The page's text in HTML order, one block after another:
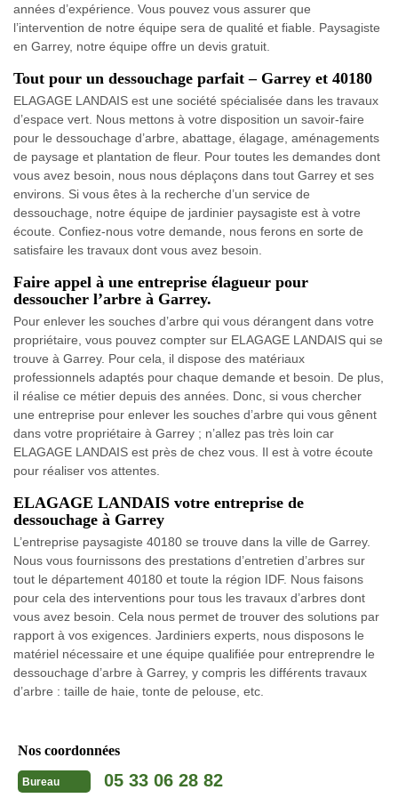
années d’expérience. Vous pouvez vous assurer que
l’intervention de notre équipe sera de qualité et fiable. Paysagiste
en Garrey, notre équipe offre un devis gratuit.
Tout pour un dessouchage parfait – Garrey et 40180
ELAGAGE LANDAIS est une société spécialisée dans les travaux
d’espace vert. Nous mettons à votre disposition un savoir-faire
pour le dessouchage d’arbre, abattage, élagage, aménagements
de paysage et plantation de fleur. Pour toutes les demandes dont
vous avez besoin, nous nous déplaçons dans tout Garrey et ses
environs. Si vous êtes à la recherche d’un service de
dessouchage, notre équipe de jardinier paysagiste est à votre
écoute. Confiez-nous votre demande, nous ferons en sorte de
satisfaire les travaux dont vous avez besoin.
Faire appel à une entreprise élagueur pour
dessoucher l’arbre à Garrey.
Pour enlever les souches d’arbre qui vous dérangent dans votre
propriétaire, vous pouvez compter sur ELAGAGE LANDAIS qui se
trouve à Garrey. Pour cela, il dispose des matériaux
professionnels adaptés pour chaque demande et besoin. De plus,
il réalise ce métier depuis des années. Donc, si vous chercher
une entreprise pour enlever les souches d’arbre qui vous gênent
dans votre propriétaire à Garrey ; n’allez pas très loin car
ELAGAGE LANDAIS est près de chez vous. Il est à votre écoute
pour réaliser vos attentes.
ELAGAGE LANDAIS votre entreprise de
dessouchage à Garrey
L’entreprise paysagiste 40180 se trouve dans la ville de Garrey.
Nous vous fournissons des prestations d’entretien d’arbres sur
tout le département 40180 et toute la région IDF. Nous faisons
pour cela des interventions pour tous les travaux d’arbres dont
vous avez besoin. Cela nous permet de trouver des solutions par
rapport à vos exigences. Jardiniers experts, nous disposons le
matériel nécessaire et une équipe qualifiée pour entreprendre le
dessouchage d’arbre à Garrey, y compris les différents travaux
d’arbre : taille de haie, tonte de pelouse, etc.
Nos coordonnées
Bureau 05 33 06 28 82